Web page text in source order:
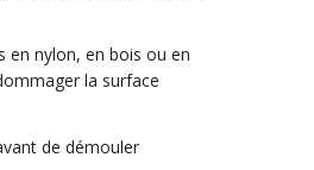
en nylon, en bois ou en
la surface
de démouler